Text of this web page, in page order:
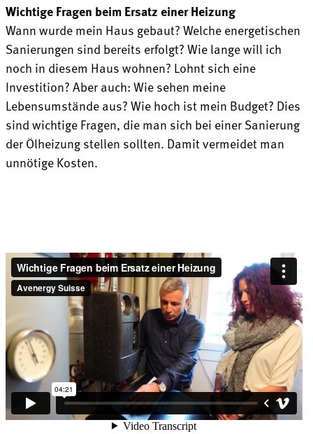
Wichtige Fragen beim Ersatz einer Heizung
Wann wurde mein Haus gebaut? Welche energetischen
Sanierungen sind bereits erfolgt? Wie lange will ich
noch in diesem Haus wohnen? Lohnt sich eine
Investition? Aber auch: Wie sehen meine
Lebensumstände aus? Wie hoch ist mein Budget? Dies
sind wichtige Fragen, die man sich bei einer Sanierung
der Ölheizung stellen sollten. Damit vermeidet man
unnötige Kosten.